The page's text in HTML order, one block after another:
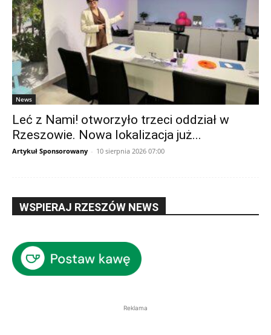
News
Leć z Nami! otworzyło trzeci oddział w
Rzeszowie. Nowa lokalizacja już...
Artykuł Sponsorowany - 10 sierpnia 2026 07:00
WSPIERAJ RZESZÓW NEWS
Reklama